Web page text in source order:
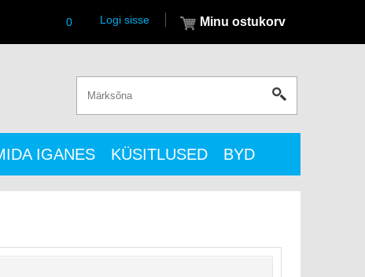
0 Minu ostukorv
Logi sisse
IGANES KÜSITLUSED BYD